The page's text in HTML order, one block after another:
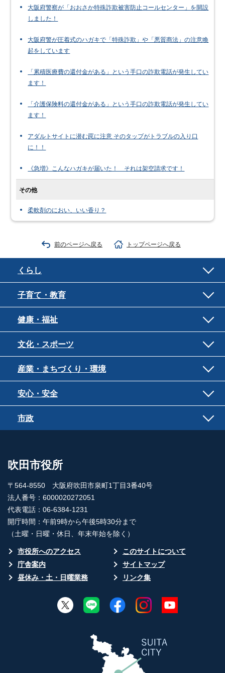
大阪府警察が「おおさか特殊詐欺被害防止コールセンター」を開設
しました！
大阪府警が圧着式のハガキで「特殊詐欺」や「悪質商法」の注意喚
起をしています
「累積医療費の還付金がある」という手口の詐欺電話が発生してい
ます！
「介護保険料の還付金がある」という手口の詐欺電話が発生してい
ます！
アダルトサイトに潜む罠に注意 そのタップがトラブルの入り口
に！！
《急増》こんなハガキが届いた！ それは架空請求です！
その他
柔軟剤のにおい、いい香り？
前のページへ戻る トップページへ戻る
くらし
子育て・教育
健康・福祉
文化・スポーツ
産業・まちづくり・環境
安心・安全
市政
吹田市役所
〒564-8550 大阪府吹田市泉町1丁目3番40号
法人番号：6000020272051
代表電話：06-6384-1231
開庁時間：午前9時から午後5時30分まで
（土曜・日曜・休日、年末年始を除く）
市役所へのアクセス
このサイトについて
庁舎案内
サイトマップ
昼休み・土・日曜業務
リンク集